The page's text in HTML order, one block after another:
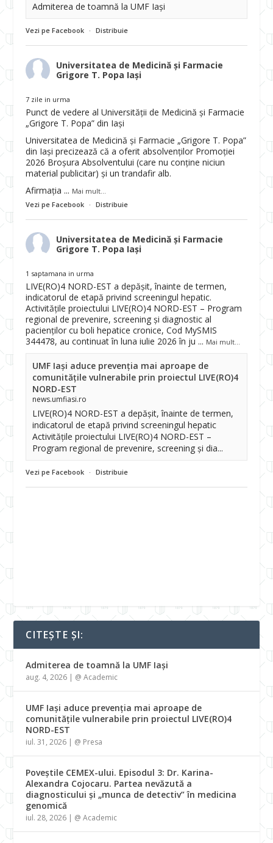
Admiterea de toamnă la UMF Iași
Vezi pe Facebook · Distribuie
Universitatea de Medicină și Farmacie
Grigore T. Popa Iași
7 zile in urma
Punct de vedere al Universității de Medicină și Farmacie
„Grigore T. Popa” din Iași
Universitatea de Medicină și Farmacie „Grigore T. Popa”
din Iași precizează că a oferit absolvenților Promoției
2026 Broșura Absolventului (care nu conține niciun
material publicitar) și un trandafir alb.
Afirmația ... Mai mult...
Vezi pe Facebook · Distribuie
Universitatea de Medicină și Farmacie
Grigore T. Popa Iași
1 saptamana in urma
LIVE(RO)4 NORD-EST a depășit, înainte de termen,
indicatorul de etapă privind screeningul hepatic.
Activitățile proiectului LIVE(RO)4 NORD-EST – Program
regional de prevenire, screening și diagnostic al
pacienților cu boli hepatice cronice, Cod MySMIS
344478, au continuat în luna iulie 2026 în ju ... Mai mult...
UMF Iași aduce prevenția mai aproape de
comunitățile vulnerabile prin proiectul LIVE(RO)4
NORD-EST
news.umfiasi.ro
LIVE(RO)4 NORD-EST a depășit, înainte de termen,
indicatorul de etapă privind screeningul hepatic
Activitățile proiectului LIVE(RO)4 NORD-EST –
Program regional de prevenire, screening și dia...
Vezi pe Facebook · Distribuie
CITEȘTE ȘI:
Admiterea de toamnă la UMF Iași
aug. 4, 2026 @ Academic
UMF Iași aduce prevenția mai aproape de
comunitățile vulnerabile prin proiectul LIVE(RO)4
NORD-EST
iul. 31, 2026 @ Presa
Poveștile CEMEX-ului. Episodul 3: Dr. Karina-
Alexandra Cojocaru. Partea nevăzută a
diagnosticului și „munca de detectiv” în medicina
genomică
iul. 28, 2026 @ Academic